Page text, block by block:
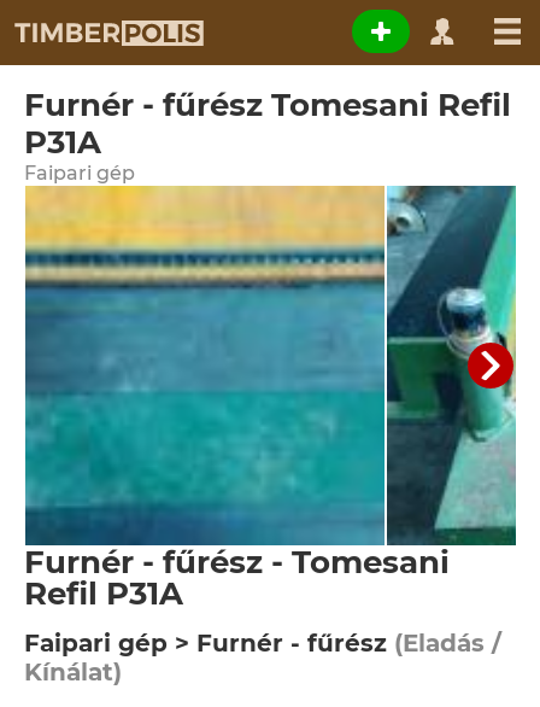
Furnér - fűrész Tomesani Refil
P31A
Faipari gép
Furnér - fűrész - Tomesani
Refil P31A
Faipari gép > Furnér - fűrész (Eladás /
Kínálat)